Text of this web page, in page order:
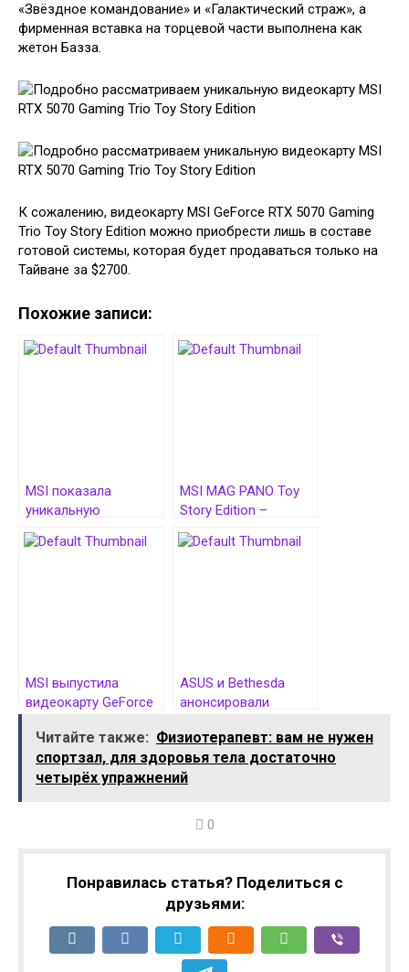
«Звёздное командование» и «Галактический страж», а
фирменная вставка на торцевой части выполнена как
жетон Базза.
К сожалению, видеокарту MSI GeForce RTX 5070 Gaming
Trio Toy Story Edition можно приобрести лишь в составе
готовой системы, которая будет продаваться только на
Тайване за $2700.
Похожие записи:
MSI показала
уникальную
видеокарту GeForce
RTX 5070 Ti Gaming
MSI MAG PANO Toy
Story Edition –
готовый ПК с
компонентами в
MSI выпустила
видеокарту GeForce
DUKE 3X
ASUS и Bethesda
анонсировали
видеокарту ROG
Astral RTX 5080 DOOM
Edition
Читайте также: Физиотерапевт: вам не нужен
спортзал, для здоровья тела достаточно
четырёх упражнений
0
Понравилась статья? Поделиться с
друзьями: